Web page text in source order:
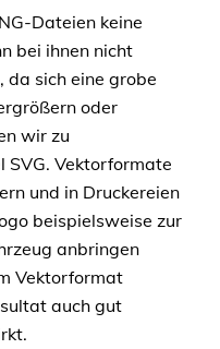
Dateien keine
bei ihnen nicht
da sich eine grobe
oder
wir zu
SVG. Vektorformate
und in Druckereien
beispielsweise zur
anbringen
Vektorformat
auch gut